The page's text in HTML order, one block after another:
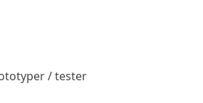
/ tester